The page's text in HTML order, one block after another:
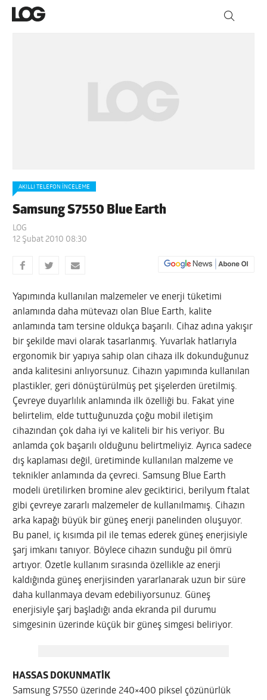
AKILLI TELEFON İNCELEME
Samsung S7550 Blue Earth
LOG
12 Şubat 2010 08:30
Yapımında kullanılan malzemeler ve enerji tüketimi
anlamında daha mütevazı olan Blue Earth, kalite
anlamında tam tersine oldukça başarılı. Cihaz adına yakışır
bir şekilde mavi olarak tasarlanmış. Yuvarlak hatlarıyla
ergonomik bir yapıya sahip olan cihaza ilk dokunduğunuz
anda kalitesini anlıyorsunuz. Cihazın yapımında kullanılan
plastikler, geri dönüştürülmüş pet şişelerden üretilmiş.
Çevreye duyarlılık anlamında ilk özelliği bu. Fakat yine
belirtelim, elde tuttuğunuzda çoğu mobil iletişim
cihazından çok daha iyi ve kaliteli bir his veriyor. Bu
anlamda çok başarılı olduğunu belirtmeliyiz. Ayrıca sadece
dış kaplaması değil, üretiminde kullanılan malzeme ve
teknikler anlamında da çevreci. Samsung Blue Earth
modeli üretilirken bromine alev geciktirici, berilyum ftalat
gibi çevreye zararlı malzemeler de kullanılmamış. Cihazın
arka kapağı büyük bir güneş enerji panelinden oluşuyor.
Bu panel, iç kısımda pil ile temas ederek güneş enerjisiyle
şarj imkanı tanıyor. Böylece cihazın sunduğu pil ömrü
artıyor. Özetle kullanım sırasında özellikle az enerji
kaldığında güneş enerjisinden yararlanarak uzun bir süre
daha kullanmaya devam edebiliyorsunuz. Güneş
enerjisiyle şarj başladığı anda ekranda pil durumu
simgesinin üzerinde küçük bir güneş simgesi beliriyor.
HASSAS DOKUNMATİK
Samsung S7550 üzerinde 240×400 piksel çözünürlük